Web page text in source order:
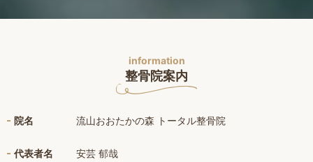
information
整骨院案内
院名 流山おおたかの森 トータル整骨院
代表者名 安芸 郁哉